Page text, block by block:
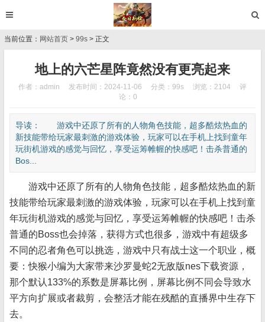
当前位置： 网站首页 > 99s > 正文
地上的六芒星阵竟然没有更亮起来
作者：admin 发布时间：2024-11-06 分类： 99s 浏览：2104
评
论：0
导读： 游戏中还原了所有的人物角色技能，超多酷炫热血的
新技能带给玩家最刺激的游戏体验，玩家可以在手机上找到童年
玩街机游戏的感觉与回忆，享受运筹帷幄的快感吧！击杀普通的
Bos...
游戏中还原了所有的人物角色技能，超多酷炫热血的新
技能带给玩家最刺激的游戏体验，玩家可以在手机上找到童
年玩街机游戏的感觉与回忆，享受运筹帷幄的快感吧！击杀
普通的Boss也会掉落，获得方式也很多，游戏中有超级多
不同的忍者角色可以挑选，游戏中只有战士这一个职业，概
要：快猴小编为大家带来沙罗曼蛇2无敌版nes下载资源，
那个默认133%的系数是屏幕比例，屏幕比例不同会导致水
平方向扩展或者裁剪，会整活才能在残酷的直播界中生存下
去。